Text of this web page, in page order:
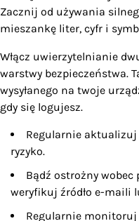
Zacznij od używania
mieszankę liter, cyfr i
Włącz uwierzytelnianie
warstwy bezpieczeństwa.
wysyłanego na twoje
gdy się logujesz.
Regularnie aktualizuj
ryzyko.
Bądź ostrożny
weryfikuj źródło e-maili
Regularnie